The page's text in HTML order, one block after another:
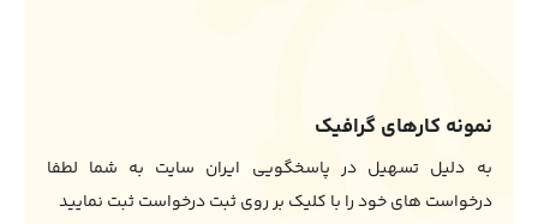
نمونه کارهای گرافیک
به دلیل تسهیل در پاسخگویی ایران سایت به شما لطفا
درخواست های خود را با کلیک بر روی ثبت درخواست ثبت نمایید